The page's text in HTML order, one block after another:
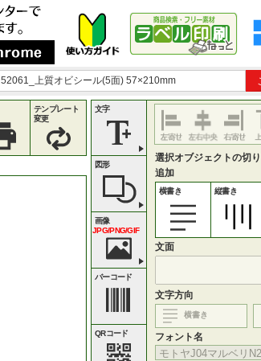
52061_上質オビシール(5面) 57×210mm
テンプレート
変更
文字
図形
画像
JPG/PNG/GIF
バーコード
QRコード
選択オブジェクトの切り
追加
横書き 縦書き
文面
文字方向
横書き
フォント名